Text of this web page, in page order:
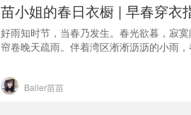
痛点，
苗小姐的春日衣橱 | 早春穿衣
好雨知时节，当春乃发生。春光欲暮，寂
帘卷晚天疏雨。伴着湾区淅淅沥沥的小雨
穿起来呀，下面就给大家介绍一下，苗小姐
南”，主要以春日好用单品为主，希望平台
Baller苗苗